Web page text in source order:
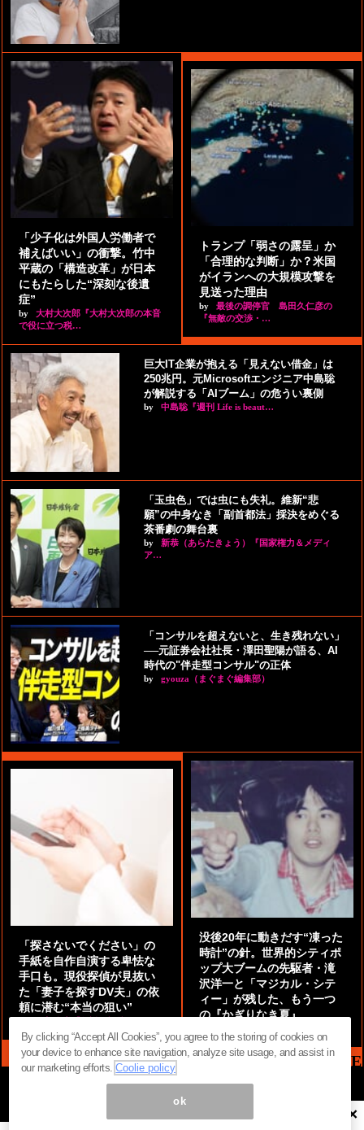
「少子化は外国人労働者で
補えばいい」の衝撃。竹中
平蔵の「構造改革」が日本
にもたらした“深刻な後遺
症”
by
大村大次郎『大村大次郎の本音
で役に立つ税…
トランプ「弱さの露呈」か
「合理的な判断」か？米国
がイランへの大規模攻撃を
見送った理由
by
最後の調停官 島田久仁彦の
『無敵の交渉・…
巨大IT企業が抱える「見えない借金」は
250兆円。元Microsoftエンジニア中島聡
が解説する「AIブーム」の危うい裏側
by 中島聡『週刊 Life is beaut…
「玉虫色」では虫にも失礼。維新“悲
願”の中身なき「副首都法」採決をめぐる
茶番劇の舞台裏
by
新恭（あらたきょう）『国家権力＆メディ
ア…
「コンサルを超えないと、生き残れない」
──元証券会社社長・澤田聖陽が語る、AI
時代の"伴走型コンサル"の正体
by gyouza（まぐまぐ編集部）
「探さないでください」の
手紙を自作自演する卑怯な
手口も。現役探偵が見抜い
た「妻子を探すDV夫」の依
頼に潜む“本当の狙い”
没後20年に動きだす“凍った
時計”の針。世界的シティポ
ップ大ブームの先駆者・滝
沢洋一と「マジカル・シテ
ィー」が残した、もう一つ
の『かぎりなき夏』
MAG2 NEWS HEADLINE
ページ内の商標は全て商標権者に属します。無断転載を禁じます。 ©
×
By clicking “Accept All Cookies”, you agree to the storing of cookies on
your device to enhance site navigation, analyze site usage, and assist in
our marketing efforts.Coolie policy
ok